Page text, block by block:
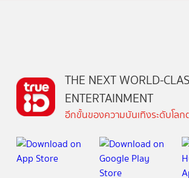
THE NEXT WORLD-
ENTERTAINMENT
อีกขั้นของความบันเทิงระดับโล